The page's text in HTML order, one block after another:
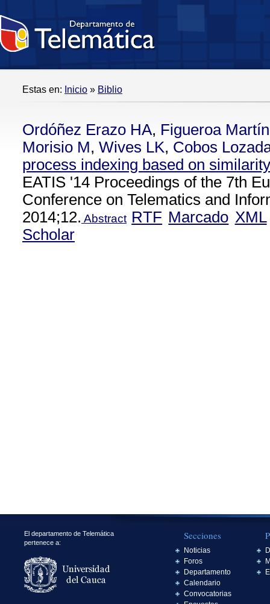
Estas en: Inicio » Biblio
Ordóñez Erazo HA, Figueroa
Morisio M, Wives LK, Cobos
process indexing based on
EATIS '14 Proceedings of the 7th
Conference on Telematics and
2014;12. Abstract RTF Marcado XML
Scholar
El departamento de Telemática
pertenece a:
Secciones
Noticias
Foros
Departamento
Calendario
Convocatorias